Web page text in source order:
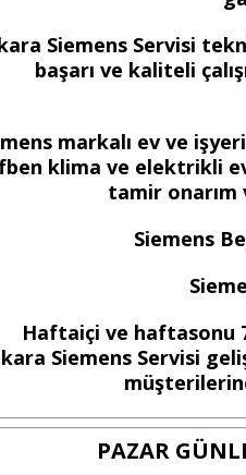
Siemens Servisi
başarı ve kaliteli
markalı ev ve
klima ve elektrikli
tamir onarım
Siemens
Haftaiçi ve haftasonu
Siemens Servisi
PAZAR